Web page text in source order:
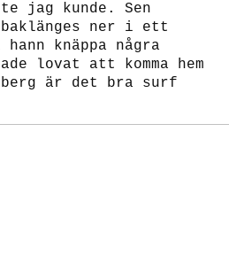
jag kunde. Sen
baklänges ner i ett
knäppa några
lovat att komma hem
är det bra surf